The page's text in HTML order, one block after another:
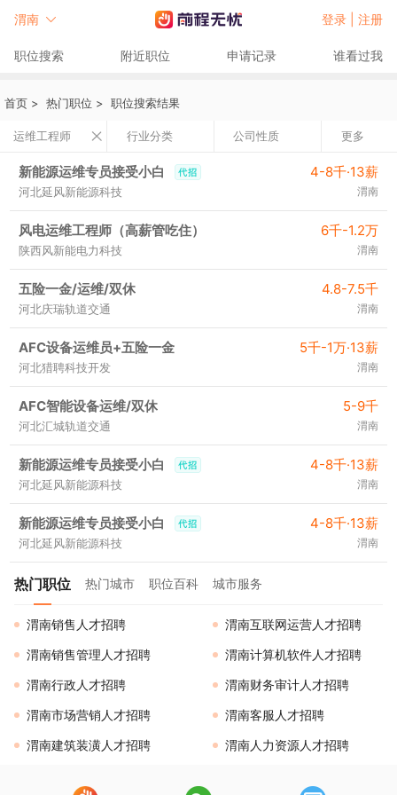
渭南 登录 | 注册
职位搜索 附近职位 申请记录 谁看过我
首页 > 热门职位 > 职位搜索结果
运维工程师 行业分类 公司性质 更多
新能源运维专员接受小白 4-8千·13薪
河北延风新能源科技 渭南
风电运维工程师（高薪管吃住） 6千-1.2万
陕西风新能电力科技 渭南
五险一金/运维/双休 4.8-7.5千
河北庆瑞轨道交通 渭南
AFC设备运维员+五险一金 5千-1万·13薪
河北猎聘科技开发 渭南
AFC智能设备运维/双休 5-9千
河北汇城轨道交通 渭南
新能源运维专员接受小白 4-8千·13薪
河北延风新能源科技 渭南
新能源运维专员接受小白 4-8千·13薪
河北延风新能源科技 渭南
热门职位 热门城市 职位百科 城市服务
渭南销售人才招聘
渭南互联网运营人才招聘
渭南销售管理人才招聘
渭南计算机软件人才招聘
渭南行政人才招聘
渭南财务审计人才招聘
渭南市场营销人才招聘
渭南客服人才招聘
渭南建筑装潢人才招聘
渭南人力资源人才招聘